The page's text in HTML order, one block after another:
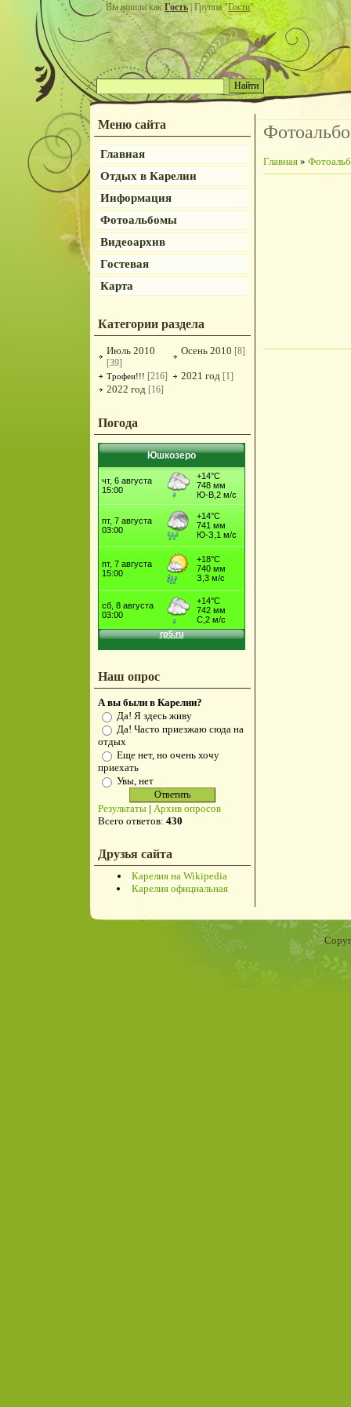
Вы вошли какГость| Группа "Гости"
Меню сайта
Главная
Отдых в Карелии
Информация
Фотоальбомы
Видеоархив
Гостевая
Карта
Категории раздела
Июль 2010
[39]
Осень 2010 [8]
Трофеи!!! [216] 2021 год [1]
2022 год [16]
Погода
Юшкозеро
Наш опрос
А вы были в Карелии?
Да! Я здесь живу
Да! Часто приезжаю сюда на
отдых
Еще нет, но очень хочу
приехать
Увы, нет
Результаты | Архив опросов
Всего ответов: 430
Друзья сайта
Карелия на Wikipedia
Карелия официальная
Главная »